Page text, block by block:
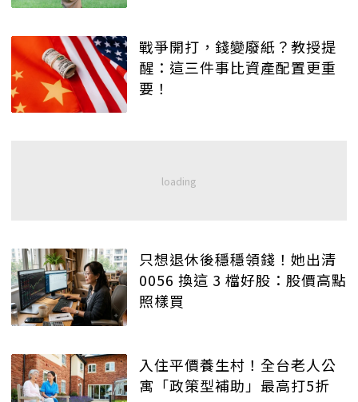
戰爭開打，錢變廢紙？教授提
醒：這三件事比資產配置更重
要！
只想退休後穩穩領錢！她出清
0056 換這 3 檔好股：股價高點
照樣買
入住平價養生村！全台老人公
寓「政策型補助」最高打5折